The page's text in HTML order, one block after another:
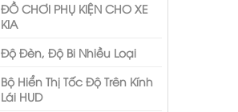
ĐỒ CHƠI PHỤ KIỆN CHO XE
KIA
Độ Đèn, Độ Bi Nhiều Loại
Bộ Hiển Thị Tốc Độ Trên Kính
Lái HUD